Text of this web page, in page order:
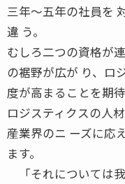
三年〜五年の社員を
違 う。
むしろ二つの資格が
の裾野が広が り、ロ
度が高まることを期
ロジスティクスの人
産業界のニ ーズに応
ます。
「それについては